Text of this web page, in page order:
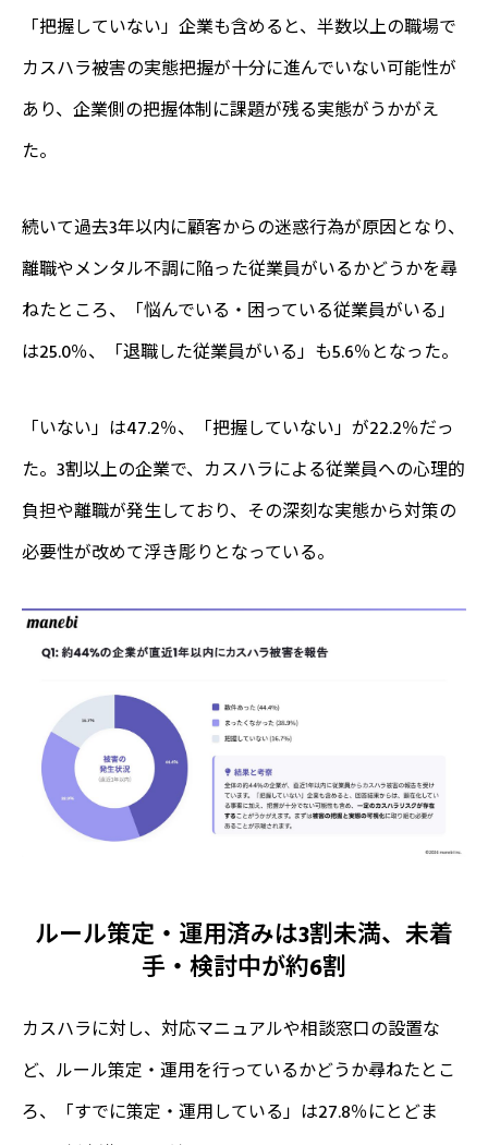
「把握していない」企業も含めると、半数以上の職場で
カスハラ被害の実態把握が十分に進んでいない可能性が
あり、企業側の把握体制に課題が残る実態がうかがえ
た。
続いて過去3年以内に顧客からの迷惑行為が原因となり、
離職やメンタル不調に陥った従業員がいるかどうかを尋
ねたところ、「悩んでいる・困っている従業員がいる」
は25.0％、「退職した従業員がいる」も5.6％となった。
「いない」は47.2％、「把握していない」が22.2％だっ
た。3割以上の企業で、カスハラによる従業員への心理的
負担や離職が発生しており、その深刻な実態から対策の
必要性が改めて浮き彫りとなっている。
ルール策定・運用済みは3割未満、未着
手・検討中が約6割
カスハラに対し、対応マニュアルや相談窓口の設置な
ど、ルール策定・運用を行っているかどうか尋ねたとこ
ろ、「すでに策定・運用している」は27.8％にとどま